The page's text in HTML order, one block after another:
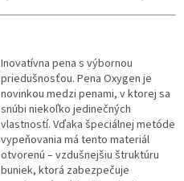
Inovatívna pena s výbornou
priedušnosťou. Pena Oxygen je
novinkou medzi penami, v ktorej sa
snúbi niekoľko jedinečných
vlastností. Vďaka špeciálnej metóde
vypeňovania má tento materiál
otvorenú – vzdušnejšiu štruktúru
buniek, ktorá zabezpečuje